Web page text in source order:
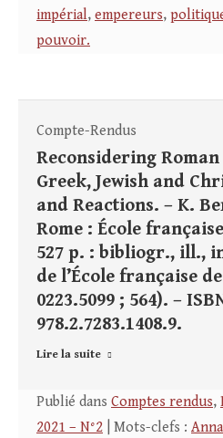
impérial, empereurs,
pouvoir.
Compte-Rendus
Reconsidering
Greek, Jewish and
and Reactions. – K.
Rome : École
527 p. : bibliogr., ill.,
de l’École française
0223.5099 ; 564). –
978.2.7283.1408.9.
Lire la suite
Publié dans Comptes rendus,
2021 – N°2 | Mots-clefs :